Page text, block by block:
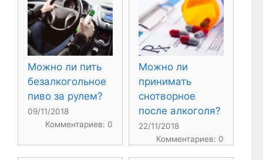
Можно ли пить
безалкогольное
пиво за рулем?
09/11/2018
Комментариев: 0
Можно ли
принимать
снотворное
после алкоголя?
22/11/2018
Комментариев: 0